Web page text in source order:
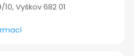
Vyškov 682 01